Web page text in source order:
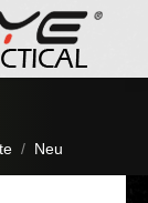
Neu